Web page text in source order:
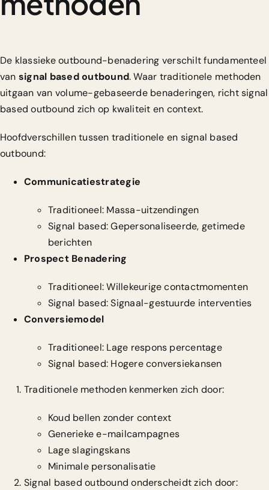
De klassieke outbound-benadering verschilt fundamenteel
van signal based outbound.Waar traditionele methoden
uitgaan van volume-gebaseerde benaderingen, richt signal
based outbound zich op kwaliteit en context.
Hoofdverschillen tussen traditionele en signal based
outbound:
Communicatiestrategie
Traditioneel: Massa-uitzendingen
Signal based: Gepersonaliseerde, getimede
berichten
Prospect Benadering
Traditioneel: Willekeurige contactmomenten
Signal based: Signaal-gestuurde interventies
Conversiemodel
Traditioneel: Lage respons percentage
Signal based: Hogere conversiekansen
Traditionele methoden kenmerken zich door:
Koud bellen zonder context
Generieke e-mailcampagnes
Lage slagingskans
Minimale personalisatie
Signal based outbound onderscheidt zich door: